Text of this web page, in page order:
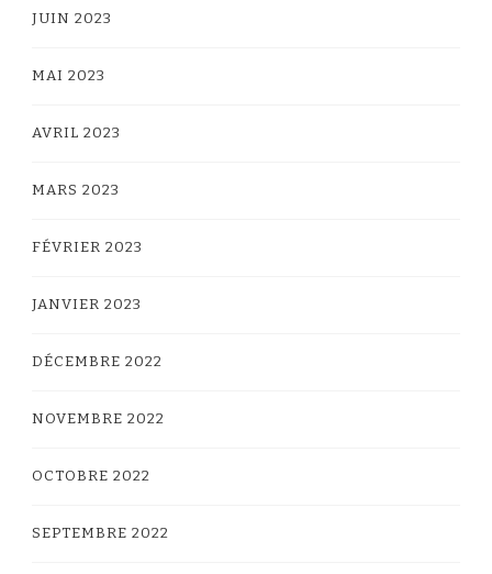
JUIN 2023
MAI 2023
AVRIL 2023
MARS 2023
FÉVRIER 2023
JANVIER 2023
DÉCEMBRE 2022
NOVEMBRE 2022
OCTOBRE 2022
SEPTEMBRE 2022